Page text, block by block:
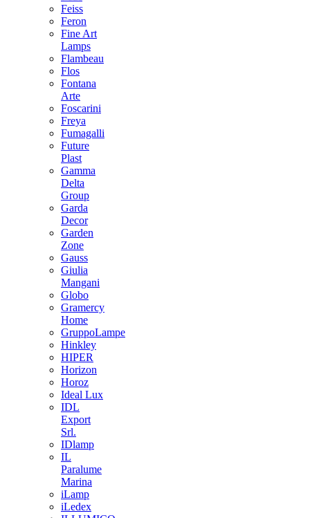
Feiss
Feron
Fine Art
Lamps
Flambeau
Flos
Fontana
Arte
Foscarini
Freya
Fumagalli
Future
Plast
Gamma
Delta
Group
Garda
Decor
Garden
Zone
Gauss
Giulia
Mangani
Globo
Gramercy
Home
GruppoLampe
Hinkley
HIPER
Horizon
Horoz
Ideal Lux
IDL
Export
Srl.
IDlamp
IL
Paralume
Marina
iLamp
iLedex